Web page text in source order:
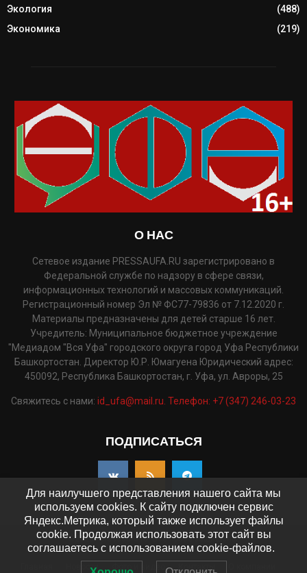
Экология
(488)
Экономика
(219)
О НАС
Сетевое издание PRESSAUFA.RU зарегистрировано в
Федеральной службе по надзору в сфере связи,
информационных технологий и массовых коммуникаций.
Регистрационный номер Эл № ФС77-79836 от 7.12.2020 г.
Материалы предназначены для детей старше 16 лет.
Учредитель: Муниципальное бюджетное учреждение
"Медиадом "Вся Уфа" городского округа город Уфа Республики
Башкортостан. Директор Ю.Р. Юмагуена Юридический адрес:
450092, Республика Башкортостан, г. Уфа, ул. Авроры, 25
Свяжитесь с нами: id_ufa@mail.ru. Телефон: +7 (347) 246-03-23
ПОДПИСАТЬСЯ
©2025 - pressaufa.ru. Все права защищены.
Новости
Для наилучшего представления нашего сайта мы
используем cookies. К сайту подключен сервис
Яндекс.Метрика, который также использует файлы
cookie. Продолжая использовать этот сайт вы
соглашаетесь с использованием cookie-файлов.